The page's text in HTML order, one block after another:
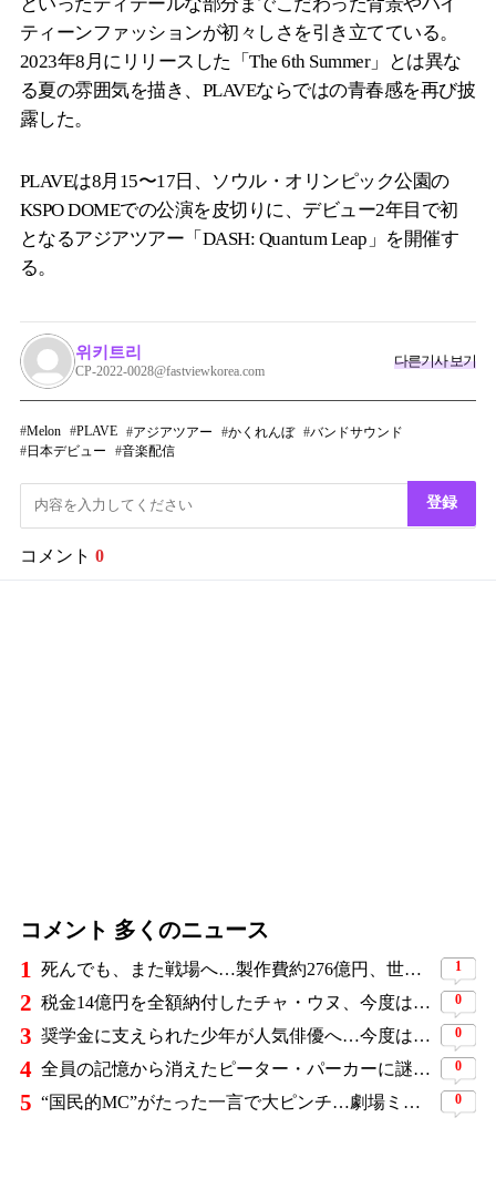
ティーンファッションが初々しさを引き立てている。
2023年8月にリリースした「The 6th Summer」とは異な
る夏の雰囲気を描き、PLAVEならではの青春感を再び披
露した。
PLAVEは8月15〜17日、ソウル・オリンピック公園の
KSPO DOMEでの公演を皮切りに、デビュー2年目で初
となるアジアツアー「DASH: Quantum Leap」を開催す
る。
위키트리
CP-2022-0028@fastviewkorea.com
다른기사 보기
Melon PLAVE アジアツアー かくれんぼ
バンドサウンド
日本デビュー
音楽配信
登録
コメント 0
コメント 多くのニュース
1 死んでも、また戦場へ…製作費約276億円、世界興収584億円のSF大作『オール・ユー・ニード・イズ・キル』がついに配信 1
2 税金14億円を全額納付したチャ・ウヌ、今度は軍服姿で登場…鍛え上げた上半身に驚きの声 0
3 奨学金に支えられた少年が人気俳優へ…今度は子どもたちに総額5,000万円を寄付 0
4 全員の記憶から消えたピーター・パーカーに謎の敵と制御不能の新能力…『スパイダーマン：ブランド・ニュー・デイ』に期待爆発 0
5 “国民的MC”がたった一言で大ピンチ…劇場ミュージカルを巡る発言に批判続出、ついに長文で謝罪 0